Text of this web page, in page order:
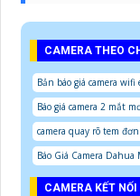
CAMERA THEO
Bản báo giá camera
Báo giá camera 2 mắt
camera quay rõ tem
Báo Giá Camera
CAMERA KẾT NỐI